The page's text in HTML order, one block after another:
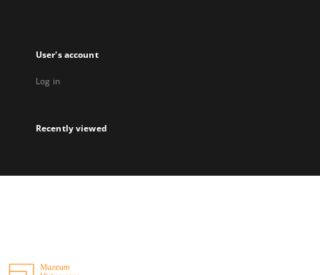
User's account
Log in
Recently viewed